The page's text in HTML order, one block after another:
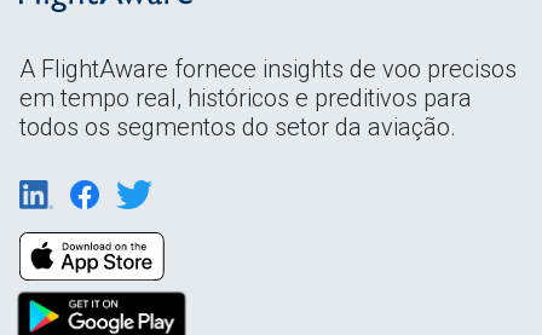
A FlightAware fornece insights de voo precisos
em tempo real, históricos e preditivos para
todos os segmentos do setor da aviação.